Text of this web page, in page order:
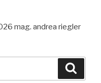
mag. andrea riegler